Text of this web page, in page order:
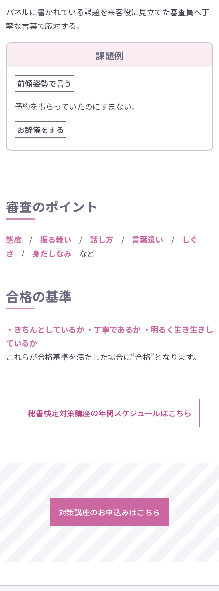
パネルに書かれている課題を来客役に見立てた審査員へ丁
寧な言葉で応対する。
課題例
前傾姿勢で言う
予約をもらっていたのにすまない。
お辞儀をする
審査のポイント
態度 / 振る舞い / 話し方 / 言葉遣い /
しぐ
さ / 身だしなみ など
合格の基準
・きちんとしているか ・丁寧であるか ・明るく生き生きし
ているか
これらが合格基準を満たした場合に“合格”となります。
秘書検定対策講座の年間スケジュールはこちら
対策講座のお申込みはこちら